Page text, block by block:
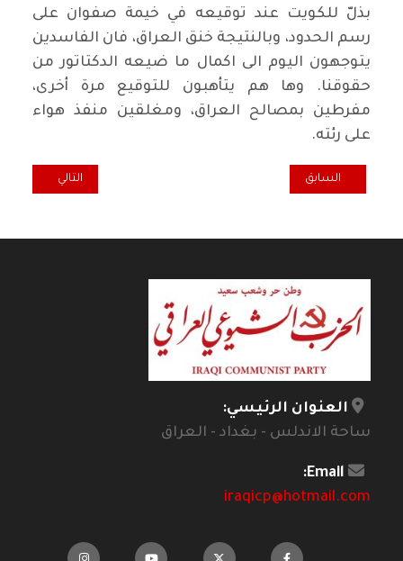
بذلّ للكويت عند توقيعه في خيمة صفوان على
رسم الحدود، وبالنتيجة خنق العراق، فان الفاسدين
يتوجهون اليوم الى اكمال ما ضيعه الدكتاتور من
حقوقنا. وها هم يتأهبون للتوقيع مرة أخرى،
مفرطين بمصالح العراق، ومغلقين منفذ هواء
على رئته.
المقال السابق: مشكلة رواتب موظفي الإقليم .. الى متى ؟
السابق المقال التالي:
التالي
العنوان الرئيسي:
ساحة الاندلس - بغداد - العراق
Email:
iraqicp@hotmail.com